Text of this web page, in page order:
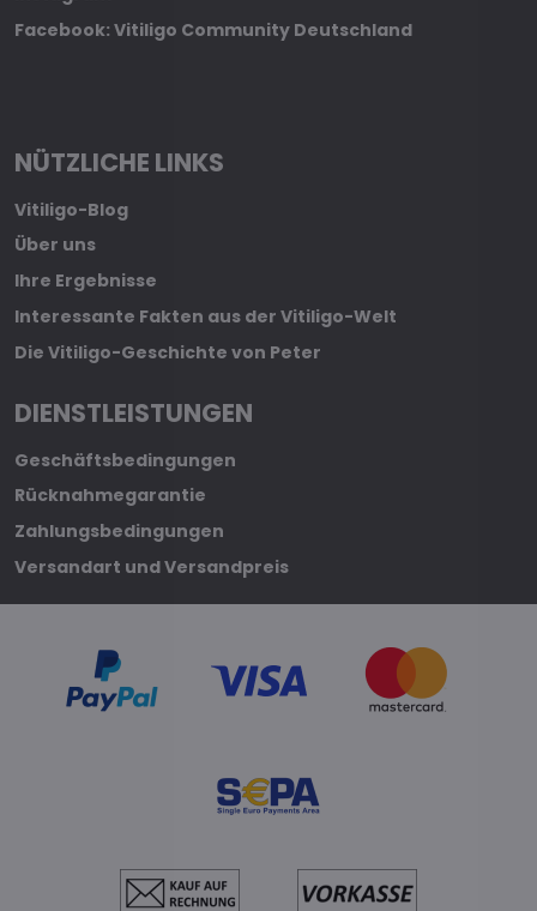
Facebook: Vitiligo Community Deutschland
NÜTZLICHE LINKS
Vitiligo-Blog
Über uns
Ihre Ergebnisse
Interessante Fakten aus der Vitiligo-Welt
Die Vitiligo-Geschichte von Peter
DIENSTLEISTUNGEN
Geschäftsbedingungen
Rücknahmegarantie
Zahlungsbedingungen
Versandart und Versandpreis